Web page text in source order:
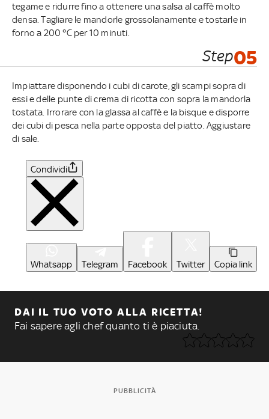
tegame e ridurre fino a ottenere una salsa al caffè molto
densa. Tagliare le mandorle grossolanamente e tostarle in
forno a 200 °C per 10 minuti.
Step05
Impiattare disponendo i cubi di carote, gli scampi sopra di
essi e delle punte di crema di ricotta con sopra la mandorla
tostata. Irrorare con la glassa al caffè e la bisque e disporre
dei cubi di pesca nella parte opposta del piatto. Aggiustare
di sale.
Condividi
Whatsapp Telegram Facebook Twitter Copia link
DAI IL TUO VOTO ALLA RICETTA!
Fai sapere agli chef quanto ti è piaciuta.
PUBBLICITÀ